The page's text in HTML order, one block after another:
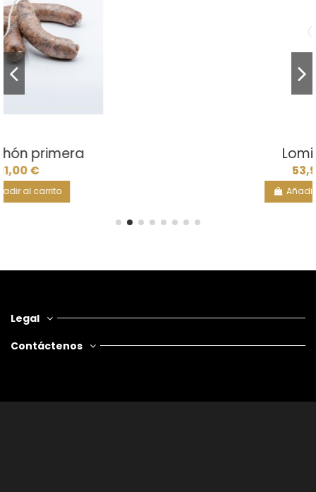
Legal
Contáctenos